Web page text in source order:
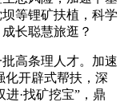
等锂矿扶植，科学
长聪慧旅逛？
高条理人才。加速
化开辟式帮扶，深
·找矿挖宝”，鼎